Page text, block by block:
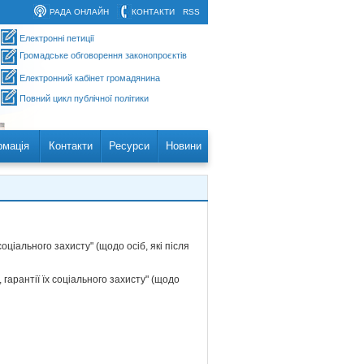
RSS
КОНТАКТИ
РАДА ОНЛАЙН
Електронні петиції
Громадське обговорення законопроєктів
Електронний кабінет громадянина
Повний цикл публічної політики
Контакти Ресурси Новини
захисту" (щодо осіб, які після
їх соціального захисту" (щодо